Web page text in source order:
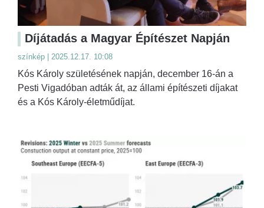
Díjátadás a Magyar Építészet Napján
színkép | 2025.12.17. 10:08
Kós Károly születésének napján, december 16-án a
Pesti Vigadóban adták át, az állami építészeti díjakat
és a Kós Károly-életműdíjat.